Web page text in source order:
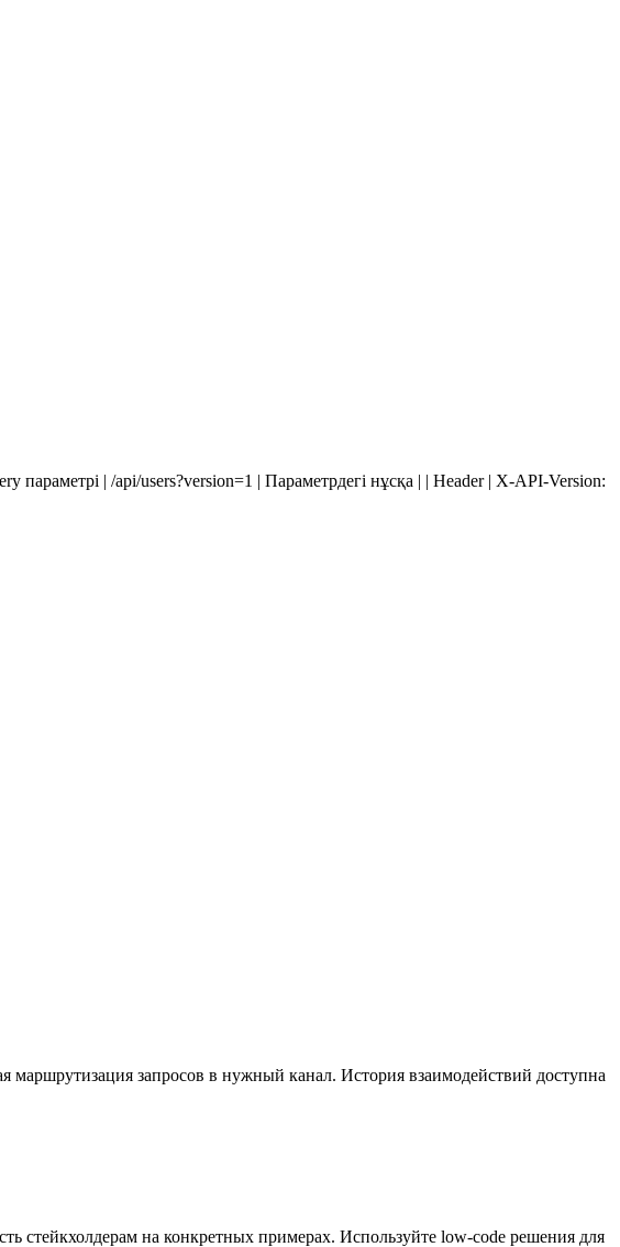
| /api/users?version=1 | Параметрдегі нұсқа | | Header | X-API-Version:
запросов в нужный канал. История взаимодействий доступна
стейкхолдерам на конкретных примерах. Используйте low-code решения для